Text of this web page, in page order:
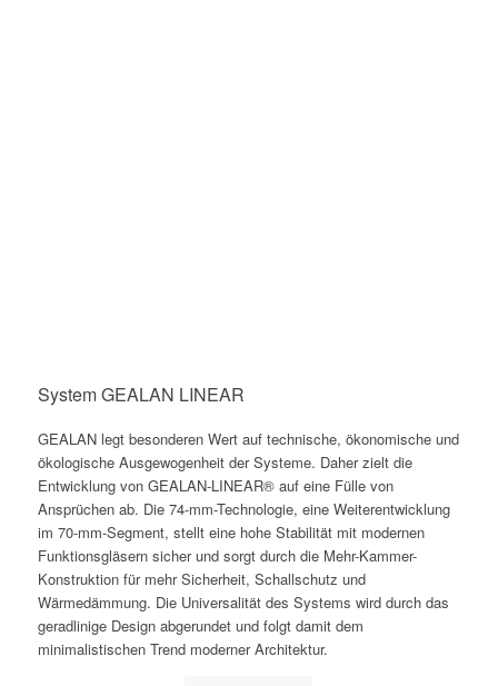
System GEALAN LINEAR
GEALAN legt besonderen Wert auf technische, ökonomische und
ökologische Ausgewogenheit der Systeme. Daher zielt die
Entwicklung von GEALAN-LINEAR® auf eine Fülle von
Ansprüchen ab. Die 74-mm-Technologie, eine Weiterentwicklung
im 70-mm-Segment, stellt eine hohe Stabilität mit modernen
Funktionsgläsern sicher und sorgt durch die Mehr-Kammer-
Konstruktion für mehr Sicherheit, Schallschutz und
Wärmedämmung. Die Universalität des Systems wird durch das
geradlinige Design abgerundet und folgt damit dem
minimalistischen Trend moderner Architektur.